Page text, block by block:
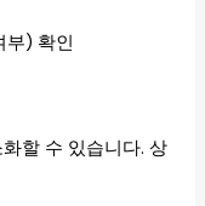
부) 확인
할 수 있습니다. 상